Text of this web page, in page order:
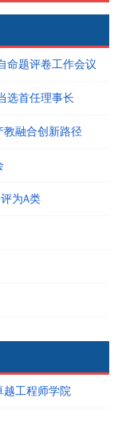
命题评卷工作会议
选首任理事长
教融合创新路径
为A类
越工程师学院